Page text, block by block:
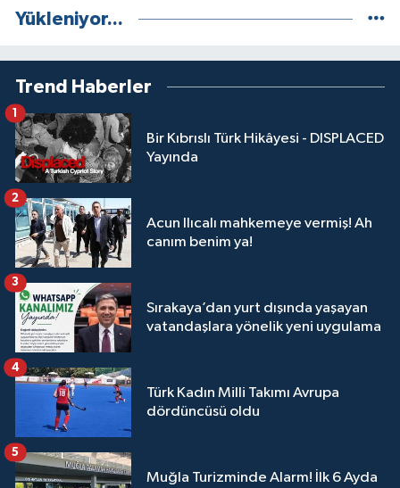
Yükleniyor...
Trend Haberler
Bir Kıbrıslı Türk Hikâyesi - DISPLACED
Yayında
1
Acun Ilıcalı mahkemeye vermiş! Ah
canım benim ya!
2
Sırakaya’dan yurt dışında yaşayan
vatandaşlara yönelik yeni uygulama
3
Türk Kadın Milli Takımı Avrupa
dördüncüsü oldu
4
Muğla Turizminde Alarm! İlk 6 Ayda
5